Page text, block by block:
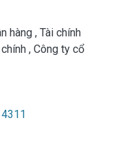
hàng , Tài chính
, Công ty cổ